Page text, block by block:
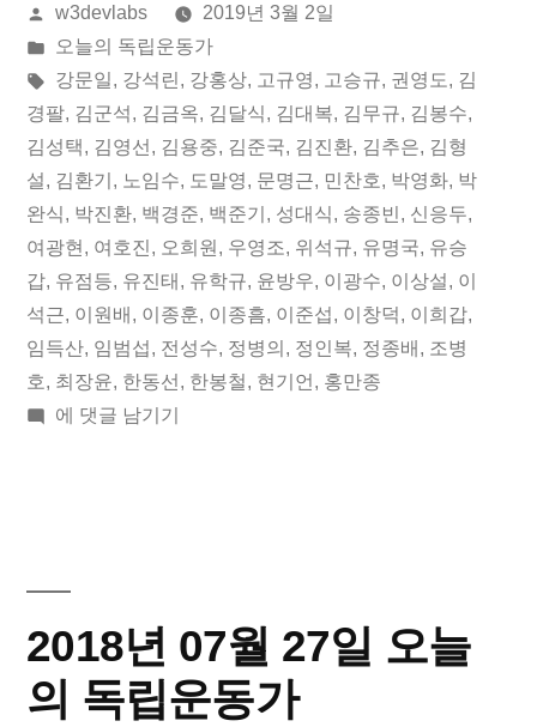
월
02
일
오
늘
의
독
립
운
올
린
이:
w3devlabs
2019년 3월 2일
게
시
됨:
오늘의 독립운동가
태
그:
강문일, 강석린 , 강홍상, 고규영, 고승규, 권영도, 김
경팔, 김군석, 김금옥, 김달식, 김대복, 김무규, 김봉수,
김성택, 김영선 , 김용중, 김준국, 김진환, 김추은, 김형
설, 김환기 , 노임수, 도말영, 문명근, 민찬호, 박영화, 박
완식, 박진환, 백경준, 백준기 , 성대식, 송종빈 , 신응두,
여광현 , 여호진 , 오희원 , 우영조, 위석규, 유명국, 유승
갑, 유점등, 유진태 , 유학규, 윤방우, 이광수, 이상설, 이
석근, 이원배 , 이종훈, 이종흠, 이준섭, 이창덕, 이희갑,
임득산, 임범섭, 전성수, 정병의 , 정인복, 정종배 , 조병
호, 최장윤, 한동선 , 한봉철, 현기언 , 홍만종
2019
늘
의
독
에 댓글 남기기
2018년 07월 27일 오늘
의 독립운동가